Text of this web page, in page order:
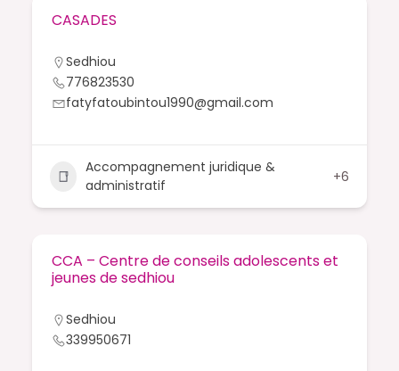
CASADES
Sedhiou
776823530
fatyfatoubintou1990@gmail.com
Accompagnement juridique &
administratif
+6
CCA – Centre de conseils adolescents et
jeunes de sedhiou
Sedhiou
339950671